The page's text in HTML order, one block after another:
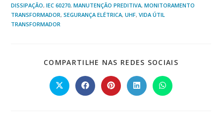
DISSIPAÇÃO, IEC 60270, MANUTENÇÃO PREDITIVA, MONITORAMENTO
TRANSFORMADOR, SEGURANÇA ELÉTRICA, UHF, VIDA ÚTIL
TRANSFORMADOR
COMPARTILHE NAS REDES SOCIAIS
Abre
em
Abre
em
Abre
em
Abre
em
Abre
em